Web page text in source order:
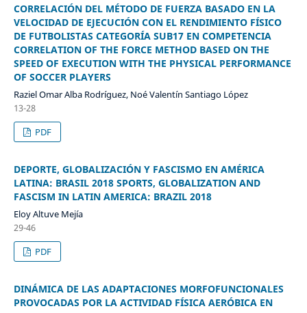
CORRELACIÓN DEL MÉTODO DE FUERZA BASADO EN LA
VELOCIDAD DE EJECUCIÓN CON EL RENDIMIENTO FÍSICO
DE FUTBOLISTAS CATEGORÍA SUB17 EN COMPETENCIA
CORRELATION OF THE FORCE METHOD BASED ON THE
SPEED OF EXECUTION WITH THE PHYSICAL PERFORMANCE
OF SOCCER PLAYERS
Raziel Omar Alba Rodríguez, Noé Valentín Santiago López
13-28
PDF
DEPORTE, GLOBALIZACIÓN Y FASCISMO EN AMÉRICA
LATINA: BRASIL 2018 SPORTS, GLOBALIZATION AND
FASCISM IN LATIN AMERICA: BRAZIL 2018
Eloy Altuve Mejía
29-46
PDF
DINÁMICA DE LAS ADAPTACIONES MORFOFUNCIONALES
PROVOCADAS POR LA ACTIVIDAD FÍSICA AERÓBICA EN